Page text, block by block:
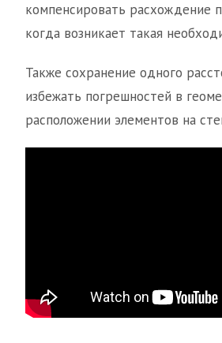
компенсировать расхождение
когда возникает такая
Также сохранение одного
избежать погрешностей в
расположении элементов на